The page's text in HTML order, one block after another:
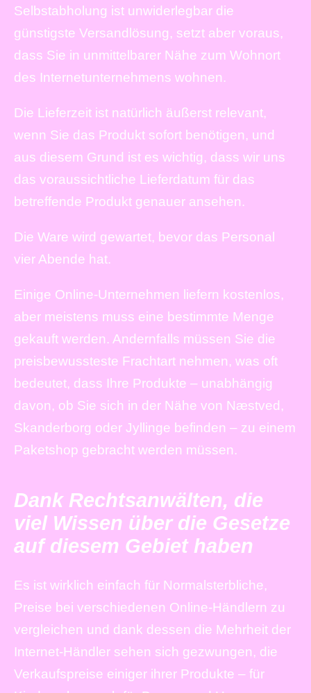
Selbstabholung ist unwiderlegbar die
günstigste Versandlösung, setzt aber voraus,
dass Sie in unmittelbarer Nähe zum Wohnort
des Internetunternehmens wohnen.
Die Lieferzeit ist natürlich äußerst relevant,
wenn Sie das Produkt sofort benötigen, und
aus diesem Grund ist es wichtig, dass wir uns
das voraussichtliche Lieferdatum für das
betreffende Produkt genauer ansehen.
Die Ware wird gewartet, bevor das Personal
vier Abende hat.
Einige Online-Unternehmen liefern kostenlos,
aber meistens muss eine bestimmte Menge
gekauft werden. Andernfalls müssen Sie die
preisbewussteste Frachtart nehmen, was oft
bedeutet, dass Ihre Produkte – unabhängig
davon, ob Sie sich in der Nähe von Næstved,
Skanderborg oder Jyllinge befinden – zu einem
Paketshop gebracht werden müssen.
Dank Rechtsanwälten, die
viel Wissen über die Gesetze
auf diesem Gebiet haben
Es ist wirklich einfach für Normalsterbliche,
Preise bei verschiedenen Online-Händlern zu
vergleichen und dank dessen die Mehrheit der
Internet-Händler sehen sich gezwungen, die
Verkaufspreise einiger ihrer Produkte – für